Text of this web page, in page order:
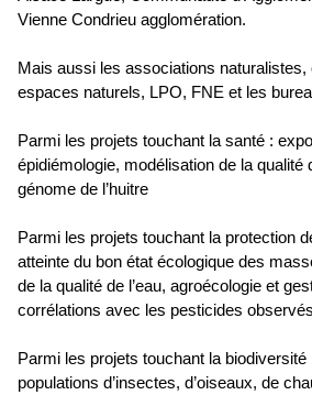
Vienne Condrieu agglomération.
Mais aussi les associations
espaces naturels, LPO, FNE et les
Parmi les projets touchant la santé :
épidiémologie, modélisation de la qualité
génome de l’huitre
Parmi les projets touchant la protection
atteinte du bon état écologique des
de la qualité de l’eau, agroécologie et
corrélations avec les pesticides
Parmi les projets touchant la
populations d’insectes, d’oiseaux, de